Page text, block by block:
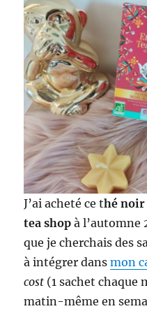
J’ai acheté ce thé noir
tea shop à l’automne
que je cherchais des
à intégrer dansmon
cost (1 sachet chaque
matin-même en